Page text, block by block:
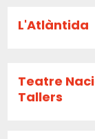
L'Atlàntida
Teatre
Tallers